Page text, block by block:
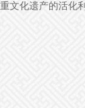
文化遗产的活化